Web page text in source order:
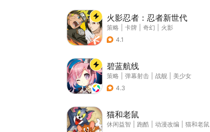
火影忍者：忍者新世代
策略 卡牌 奇幻
火影
4.1
碧蓝航线
策略 弹幕射击 战舰
美少女
4.3
猫和老鼠
休闲益智 跑酷 动漫改编
猫和老鼠